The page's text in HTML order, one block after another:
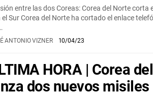
entre las dos Coreas: Corea del Norte corta
el Sur Corea del Norte ha cortado el enlace
ANTONIO VIZNER 10/04/23
HORA | Corea
dos nuevos misiles